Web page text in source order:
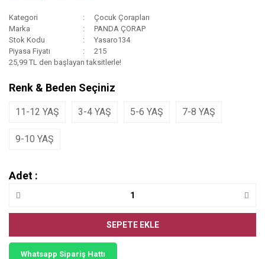
Kategori
Çocuk Çorapları
Marka
PANDA ÇORAP
Stok Kodu
Yasaro134
Piyasa Fiyatı
215
25,99 TL den başlayan taksitlerle!
Renk & Beden Seçiniz
11-12 YAŞ 3-4 YAŞ 5-6 YAŞ 7-8 YAŞ
9-10 YAŞ
Adet :
SEPETE EKLE
Whatsapp Sipariş Hattı